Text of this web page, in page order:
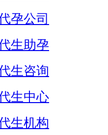
孕公司
生助孕
生咨询
生中心
生机构